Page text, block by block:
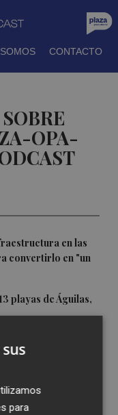
CONTACTO
OPA-
en las
convertirlo en "un
playas de Águilas,
para